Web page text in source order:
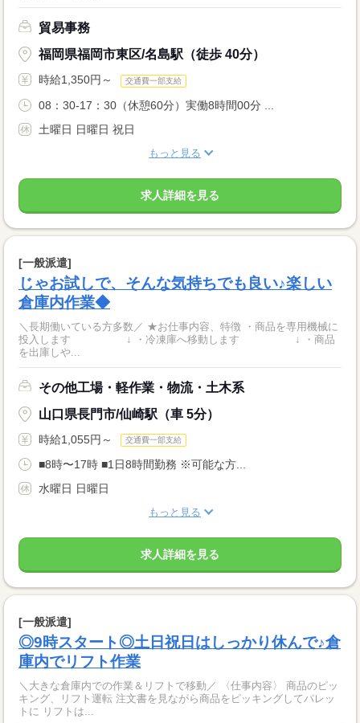
貿易事務
福岡県福岡市東区/名島駅（徒歩 40分）
時給1,350円～ 交通費一部支給
08：30-17：30（休憩60分）実働8時間00分 ...
土曜日 日曜日 祝日
もっと見る
求人詳細を見る
[一般派遣]
じゃお試しで、そんな気持ちでも良い♪楽しい
倉庫内作業◆
＼長期働いている方多数／ ★お仕事内容、特徴 ・商品を専用機械に
投入します ↓ ・冷凍庫へ移動します ↓ ・商品
を出庫しや...
その他工場・軽作業・物流・土木系
山口県長門市/仙崎駅（車 5分）
時給1,055円～ 交通費一部支給
■8時〜17時 ■1日8時間勤務 ※可能な方...
水曜日 日曜日
もっと見る
求人詳細を見る
[一般派遣]
◎9時スタート◎土日祝日はしっかり休んで♪倉
庫内でリフト作業
＼大きな倉庫内での作業＆リフトで移動／ 〈仕事内容〉 商品のピッ
キング、リフト運転 注文書を見ながら商品をピッキングしてパレッ
トに リフトは...